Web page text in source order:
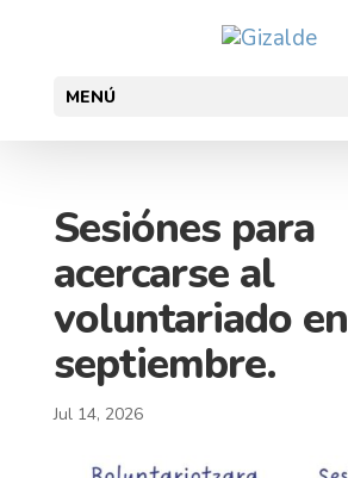
MENÚ
Sesiónes para
acercarse al
voluntariado en
septiembre.
Jul 14, 2026